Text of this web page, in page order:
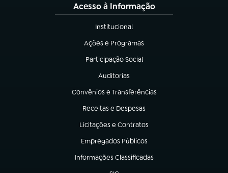
Acesso à Informação
Institucional
(abre em nova aba)
Ações e Programas
(abre em nova aba)
Participação Social
(abre em nova aba)
Auditorias
(abre em nova aba)
Convênios e Transferências
(abre em nova aba)
Receitas e Despesas
(abre em nova aba)
Licitações e Contratos
(abre em nova aba)
Empregados Públicos
(abre em nova aba)
Informações Classificadas
(abre em nova aba)